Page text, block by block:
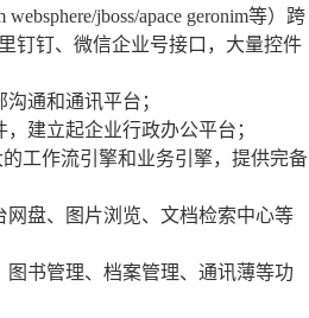
jboss/apace geronim等）跨
钉钉、微信企业号接口，大量控件
通和通讯平台；
建立起企业行政办公平台；
工作流引擎和业务引擎，提供完备
盘、图片浏览、文档检索中心等
书管理、档案管理、通讯薄等功